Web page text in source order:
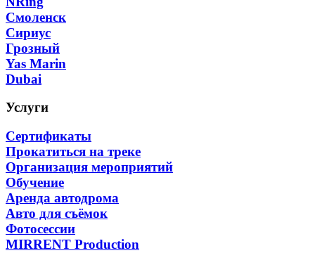
Смоленск
Сириус
Грозный
Yas Marin
Dubai
Услуги
Сертификаты
Прокатиться на треке
Организация мероприятий
Обучение
Аренда автодрома
Авто для съёмок
Фотосессии
MIRRENT Production